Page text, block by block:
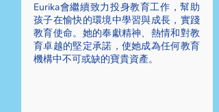
Eurika會繼續致力投身教育工作，幫助
孩子在愉快的環境中學習與成長，實踐
教育使命。她的奉獻精神、熱情和對教
育卓越的堅定承諾，使她成為任何教育
機構中不可或缺的寶貴資產。